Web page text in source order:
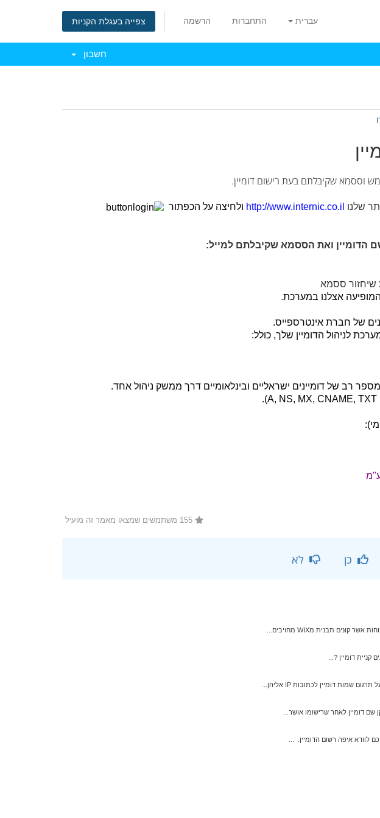
עברית התחברות הרשמה צפייה בעגלת הקניות
חשבון
וססמא שקיבלתם בעת רישום דומיין.
שלנו http://www.internic.co.il ולחיצה על הכפתור
ואת הססמא שקיבלתם למייל:
שיחזור ססמא
אצלנו במערכת.
של חברת אינטרספייס.
לניהול הדומיין שלך, כולל:
רב של דומיינים ישראליים ובינלאומיים דרך ממשק ניהול אחד.
כן לא
דומיין ?...
שם דומיין לאחר שרישומו אושר...